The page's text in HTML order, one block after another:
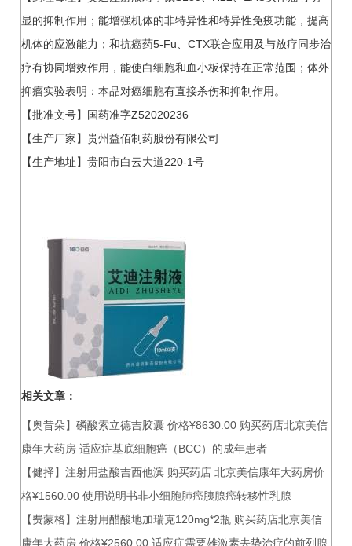
显的抑制作用；能增强机体的非特异性和特异性免疫功能，提高
机体的应激能力；和抗癌药5-Fu、CTX联合应用及与放疗同步治
疗有协同增效作用，能使白细胞和血小板保持在正常范围；体外
抑瘤实验表明：本品对癌细胞有直接杀伤和抑制作用。
【批准文号】国药准字Z52020236
【生产厂家】贵州益佰制药股份有限公司
【生产地址】贵阳市白云大道220-1号
相关文章：
【奥昔朵】磷酸索立德吉胶囊 价格¥8630.00 购买药店北京美信
康年大药房 适应症基底细胞癌（BCC）的成年患者
【健择】注射用盐酸吉西他滨 购买药店 北京美信康年大药房价
格¥1560.00 使用说明书非小细胞肺癌胰腺癌转移性乳腺
【费蒙格】注射用醋酸地加瑞克120mg*2瓶 购买药店北京美信
康年大药房 价格¥2560.00 适应症需要雄激素去势治疗的前列腺